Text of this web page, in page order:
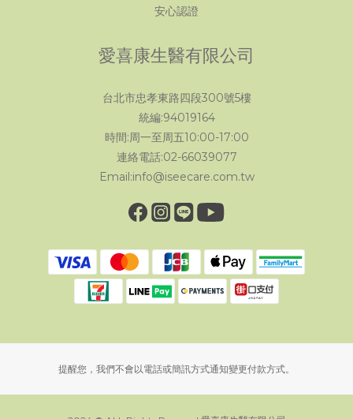
安心認證
愛喜康生醫有限公司
台北市忠孝東路四段300號5樓
統編:94019164
時間:周一至周五10:00-17:00
連絡電話:02-66039077
Email:info@iseecare.com.tw
提醒您，我們不會以電話或簡訊方式通知變更付款方式。